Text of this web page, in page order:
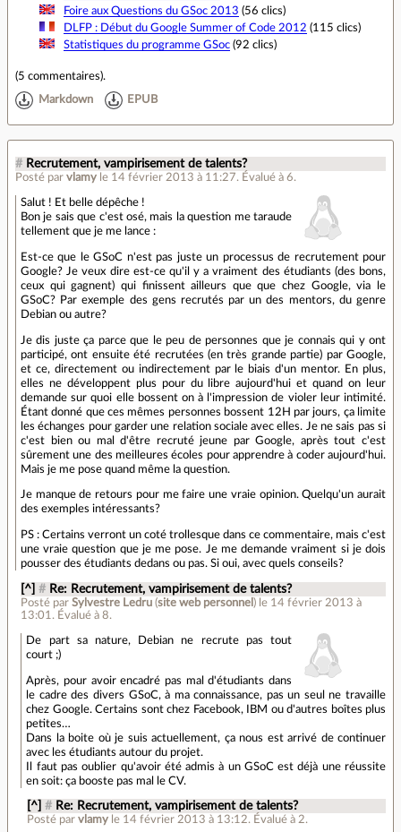
Foire aux Questions du GSoc 2013 (56 clics)
DLFP : Début du Google Summer of Code 2012 (115 clics)
Statistiques du programme GSoc(92 clics)
(5 commentaires).
Markdown EPUB
# Recrutement, vampirisement de talents?
Posté par vlamy le 14 février 2013 à 11:27. Évalué à 6.
Salut ! Et belle dépêche !
Bon je sais que c'est osé, mais la question me taraude
tellement que je me lance :
Est-ce que le GSoC n'est pas juste un processus de recrutement pour
Google? Je veux dire est-ce qu'il y a vraiment des étudiants (des bons,
ceux qui gagnent) qui finissent ailleurs que que chez Google, via le
GSoC? Par exemple des gens recrutés par un des mentors, du genre
Debian ou autre?
Je dis juste ça parce que le peu de personnes que je connais qui y ont
participé, ont ensuite été recrutées (en très grande partie) par Google,
et ce, directement ou indirectement par le biais d'un mentor. En plus,
elles ne développent plus pour du libre aujourd'hui et quand on leur
demande sur quoi elle bossent on à l'impression de violer leur intimité.
Étant donné que ces mêmes personnes bossent 12H par jours, ça limite
les échanges pour garder une relation sociale avec elles. Je ne sais pas si
c'est bien ou mal d'être recruté jeune par Google, après tout c'est
sûrement une des meilleures écoles pour apprendre à coder aujourd'hui.
Mais je me pose quand même la question.
Je manque de retours pour me faire une vraie opinion. Quelqu'un aurait
des exemples intéressants?
PS : Certains verront un coté trollesque dans ce commentaire, mais c'est
une vraie question que je me pose. Je me demande vraiment si je dois
pousser des étudiants dedans ou pas. Si oui, avec quels conseils?
[^] # Re: Recrutement, vampirisement de talents?
Posté parSylvestre Ledru (site web personnel ) le 14 février 2013 à
13:01 . Évalué à8.
De part sa nature, Debian ne recrute pas tout
court ;)
Après, pour avoir encadré pas mal d'étudiants dans
le cadre des divers GSoC, à ma connaissance, pas un seul ne travaille
chez Google. Certains sont chez Facebook, IBM ou d'autres boîtes plus
petites…
Dans la boite où je suis actuellement, ça nous est arrivé de continuer
avec les étudiants autour du projet.
Il faut pas oublier qu'avoir été admis à un GSoC est déjà une réussite
en soit: ça booste pas mal le CV.
[^] # Re: Recrutement, vampirisement de talents?
Posté par vlamy le 14 février 2013 à 13:12. Évalué à 2.